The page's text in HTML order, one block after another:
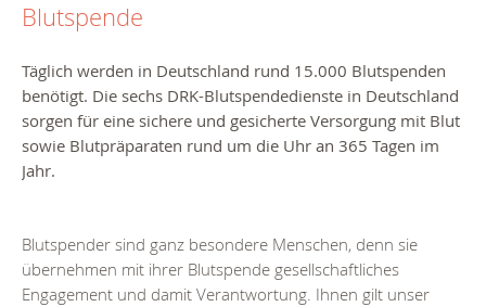
Blutspende
Täglich werden in Deutschland rund 15.000 Blutspenden
benötigt. Die sechs DRK-Blutspendedienste in Deutschland
sorgen für eine sichere und gesicherte Versorgung mit Blut
sowie Blutpräparaten rund um die Uhr an 365 Tagen im
Jahr.
Blutspender sind ganz besondere Menschen, denn sie
übernehmen mit ihrer Blutspende gesellschaftliches
Engagement und damit Verantwortung. Ihnen gilt unser